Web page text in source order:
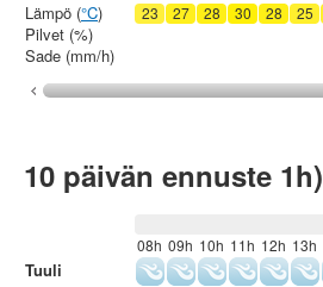
23 27 28 30 28 25
Lämpö (°C)
Pilvet (%)
Sade (mm/h)
10 päivän ennuste 1h)
08h 09h 10h 11h 12h 13h
Tuuli